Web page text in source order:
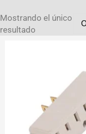
Mostrando el único
resultado